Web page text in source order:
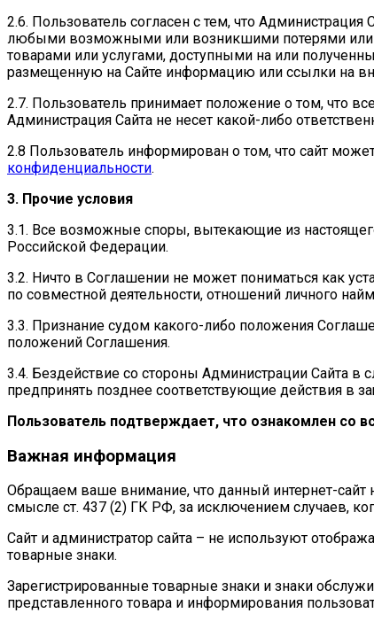
2.6. Пользователь согласен с тем, что
любыми возможными или возникшими потерями или
товарами или услугами, доступными на или
размещенную на Сайте информацию или ссылки на
2.7. Пользователь принимает положение о том, что
Администрация Сайта не несет какой-либо
2.8 Пользователь информирован о том, что сайт
конфиденциальности.
3. Прочие условия
3.1. Все возможные споры, вытекающие из
Российской Федерации.
3.2. Ничто в Соглашении не может пониматься как
по совместной деятельности, отношений личного
3.3. Признание судом какого-либо положения
положений Соглашения.
3.4. Бездействие со стороны Администрации Сайта
предпринять позднее соответствующие действия в
Пользователь подтверждает, что ознакомлен со
Важная информация
Обращаем ваше внимание, что данный интернет-сайт
смысле ст. 437 (2) ГК РФ, за исключением случаев,
Сайт и администратор сайта – не используют
товарные знаки.
Зарегистрированные товарные знаки и знаки
представленного товара и информирования